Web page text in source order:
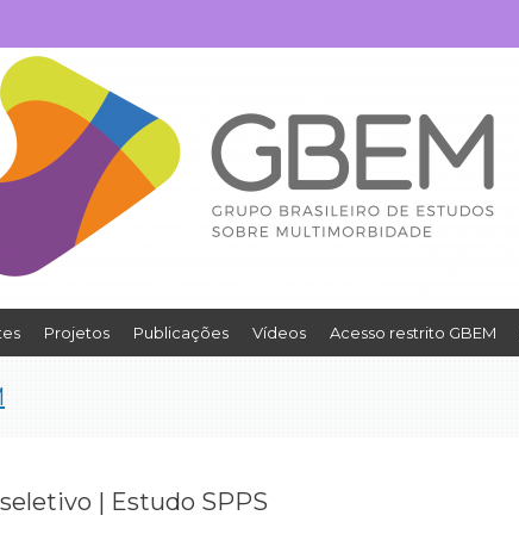
Projetos Publicações Vídeos Acesso restrito GBEM
| Estudo SPPS